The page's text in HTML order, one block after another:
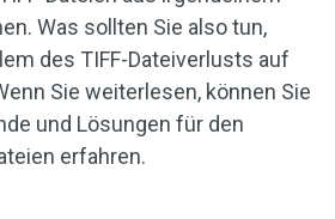
Was sollten Sie also tun,
des TIFF-Dateiverlusts auf
Sie weiterlesen, können Sie
und Lösungen für den
erfahren.